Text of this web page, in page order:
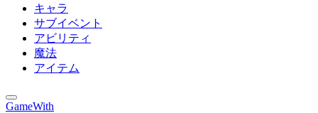
キャラ
サブイベント
アビリティ
魔法
アイテム
GameWith